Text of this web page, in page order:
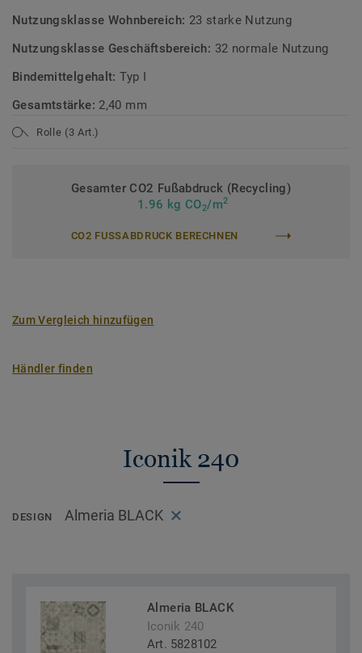
Nutzungsklasse Wohnbereich: 23 starke Nutzung
Nutzungsklasse Geschäftsbereich: 32 normale Nutzung
Bindemittelgehalt:Typ I
Gesamtstärke: 2,40 mm
Rolle (3 Art.)
Gesamter CO2 Fußabdruck (Recycling)
1.96 kg CO2/m2
CO2 FUSSABDRUCK BERECHNEN
Zum Vergleich hinzufügen
Händler finden
Iconik 240
DESIGN Almeria BLACK
Almeria BLACK
Iconik 240
Art. 5828102